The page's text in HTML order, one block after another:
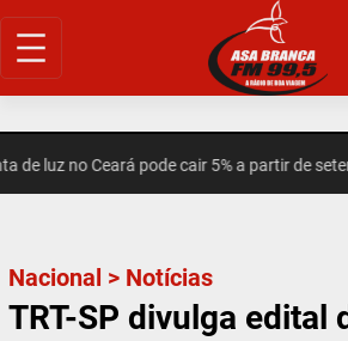
Pular
para
luz no Ceará pode cair 5% a partir de
Nacional > Notícias
TRT-SP divulga edital